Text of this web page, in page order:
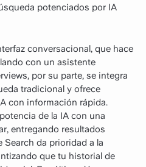
potenciados por IA
conversacional, que hace
con un asistente
por su parte, se integra
tradicional y ofrece
con información rápida.
de la IA con una
entregando resultados
Search da prioridad a la
que tu historial de